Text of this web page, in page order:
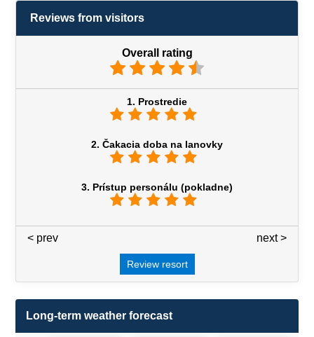
Reviews from visitors
Overall rating
1. Prostredie
2. Čakacia doba na lanovky
3. Prístup personálu (pokladne)
next >
< prev
Review resort
Long-term weather forecast